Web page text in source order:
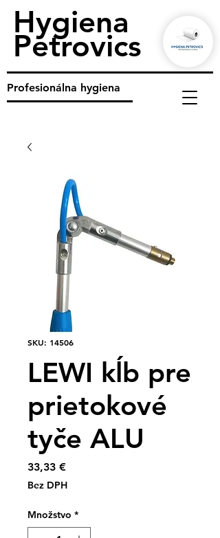
Profesionálna hygiena
Hygiena
Petrovics
SKU: 14506
LEWI kĺb pre
prietokové
tyče ALU
33,33 €Price
Bez DPH
Množstvo *